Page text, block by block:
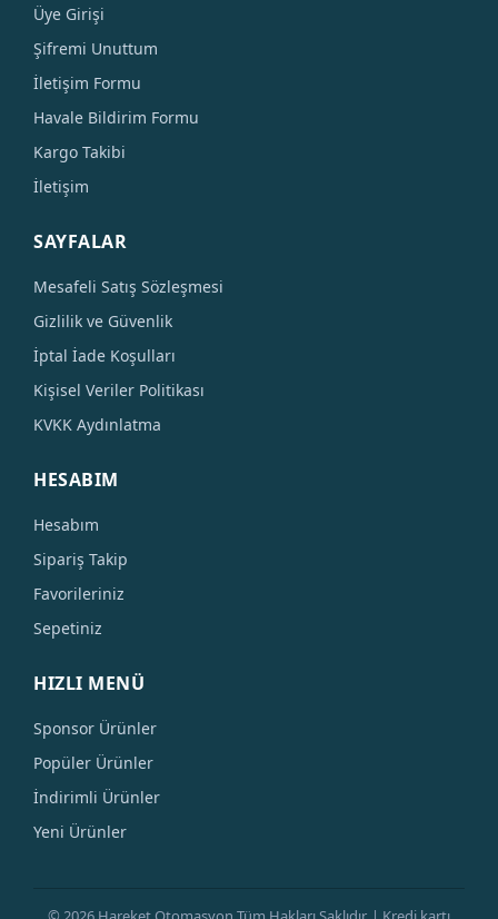
Üye Girişi
Şifremi Unuttum
İletişim Formu
Havale Bildirim Formu
Kargo Takibi
İletişim
SAYFALAR
Mesafeli Satış Sözleşmesi
Gizlilik ve Güvenlik
İptal İade Koşulları
Kişisel Veriler Politikası
KVKK Aydınlatma
HESABIM
Hesabım
Sipariş Takip
Favorileriniz
Sepetiniz
HIZLI MENÜ
Sponsor Ürünler
Popüler Ürünler
İndirimli Ürünler
Yeni Ürünler